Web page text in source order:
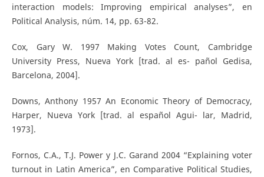
interaction models: Improving empirical analyses”, en
Political Analysis, núm. 14, pp. 63-82.
Cox, Gary W. 1997 Making Votes Count, Cambridge
University Press, Nueva York [trad. al es- pañol Gedisa,
Barcelona, 2004].
Downs, Anthony 1957 An Economic Theory of Democracy,
Harper, Nueva York [trad. al español Agui- lar, Madrid,
1973].
Fornos, C.A., T.J. Power y J.C. Garand 2004 “Explaining voter
turnout in Latin America”, en Comparative Political Studies,